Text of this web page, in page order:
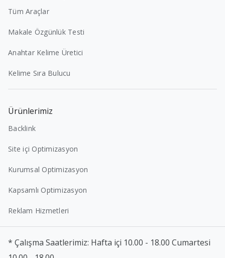
Tüm Araçlar
Makale Özgünlük Testi
Anahtar Kelime Üretici
Kelime Sıra Bulucu
Ürünlerimiz
Backlink
Site içi Optimizasyon
Kurumsal Optimizasyon
Kapsamlı Optimizasyon
Reklam Hizmetleri
* Çalışma Saatlerimiz: Hafta içi 10.00 - 18.00 Cumartesi